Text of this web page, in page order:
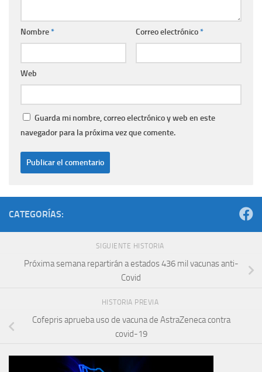
Nombre* Correo electrónico*
Web
Guarda mi nombre, correo electrónico y web en este
navegador para la próxima vez que comente.
CATEGORÍAS:
SIGUIENTE HISTORIA
Próxima semana repartirán a estados 436 mil vacunas anti-
Covid
HISTORIA PREVIA
Cofepris aprueba uso de vacuna de AstraZeneca contra
covid-19